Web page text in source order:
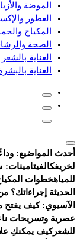
الموضة
العطور
المكياج
الصحة
العناية بالشعر
العناية
أحدث المواضيع:
لخريفكالفيتامينات:
للمياهخطوات
الحديثة
الآسيوي: كيف يفتح
عصرية وتسريحات
للشعركيف يمكنكِ